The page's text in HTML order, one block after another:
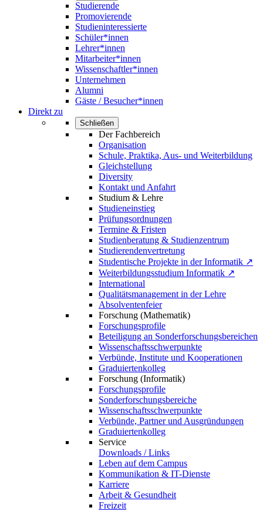
Studierende
Promovierende
Studieninteressierte
Schüler*innen
Lehrer*innen
Mitarbeiter*innen
Wissenschaftler*innen
Unternehmen
Alumni
Gäste / Besucher*innen
Direkt zu
Schließen
Der Fachbereich
Organisation
Schule, Praktika, Aus- und Weiterbildung
Gleichstellung
Diversity
Kontakt und Anfahrt
Studium & Lehre
Studieneinstieg
Prüfungsordnungen
Termine & Fristen
Studienberatung & Studienzentrum
Studierendenvertretung
Studentische Projekte in der Informatik ↗
Weiterbildungsstudium Informatik ↗
International
Qualitätsmanagement in der Lehre
Absolventenfeier
Forschung (Mathematik)
Forschungsprofile
Beteiligung an Sonderforschungsbereichen
Wissenschaftsschwerpunkte
Verbünde, Institute und Kooperationen
Graduiertenkolleg
Forschung (Informatik)
Forschungsprofile
Sonderforschungsbereiche
Wissenschaftsschwerpunkte
Verbünde, Partner und Ausgründungen
Graduiertenkolleg
Service
Downloads / Links
Leben auf dem Campus
Kommunikation & IT-Dienste
Karriere
Arbeit & Gesundheit
Freizeit